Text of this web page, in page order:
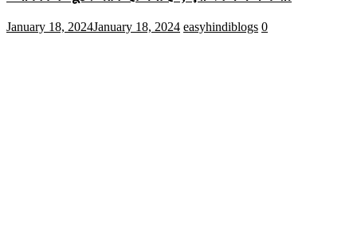
January 18, 2024January 18, 2024 easyhindiblogs 0